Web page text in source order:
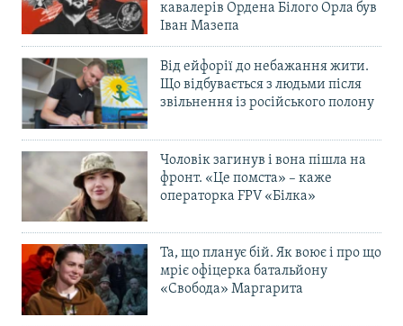
кавалерів Ордена Білого Орла був
Іван Мазепа
Від ейфорії до небажання жити.
Що відбувається з людьми після
звільнення із російського полону
Чоловік загинув і вона пішла на
фронт. «Це помста» – каже
операторка FPV «Білка»
Та, що планує бій. Як воює і про що
мріє офіцерка батальйону
«Свобода» Маргарита